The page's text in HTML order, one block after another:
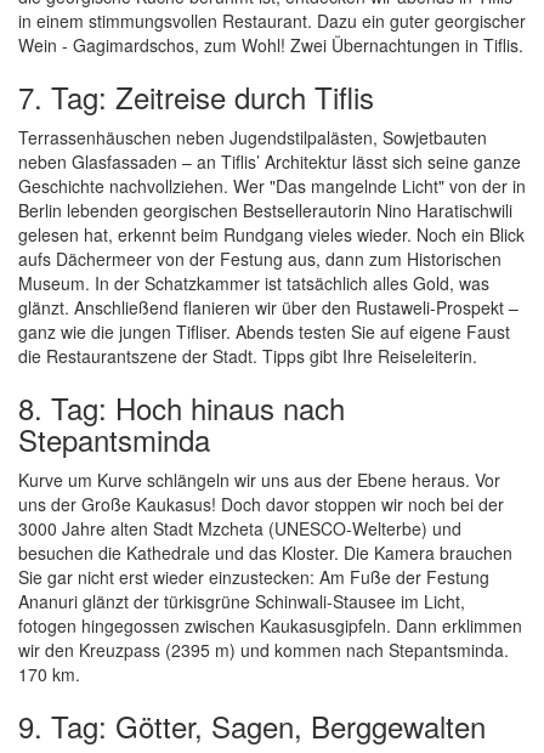
in einem stimmungsvollen Restaurant. Dazu ein guter georgischer
Wein - Gagimardschos, zum Wohl! Zwei Übernachtungen in Tiflis.
7. Tag: Zeitreise durch Tiflis
Terrassenhäuschen neben Jugendstilpalästen, Sowjetbauten
neben Glasfassaden – an Tiflis’ Architektur lässt sich seine ganze
Geschichte nachvollziehen. Wer "Das mangelnde Licht" von der in
Berlin lebenden georgischen Bestsellerautorin Nino Haratischwili
gelesen hat, erkennt beim Rundgang vieles wieder. Noch ein Blick
aufs Dächermeer von der Festung aus, dann zum Historischen
Museum. In der Schatzkammer ist tatsächlich alles Gold, was
glänzt. Anschließend flanieren wir über den Rustaweli-Prospekt –
ganz wie die jungen Tifliser. Abends testen Sie auf eigene Faust
die Restaurantszene der Stadt. Tipps gibt Ihre Reiseleiterin.
8. Tag: Hoch hinaus nach
Stepantsminda
Kurve um Kurve schlängeln wir uns aus der Ebene heraus. Vor
uns der Große Kaukasus! Doch davor stoppen wir noch bei der
3000 Jahre alten Stadt Mzcheta (UNESCO-Welterbe) und
besuchen die Kathedrale und das Kloster. Die Kamera brauchen
Sie gar nicht erst wieder einzustecken: Am Fuße der Festung
Ananuri glänzt der türkisgrüne Schinwali-Stausee im Licht,
fotogen hingegossen zwischen Kaukasusgipfeln. Dann erklimmen
wir den Kreuzpass (2395 m) und kommen nach Stepantsminda.
170 km.
9. Tag: Götter, Sagen, Berggewalten